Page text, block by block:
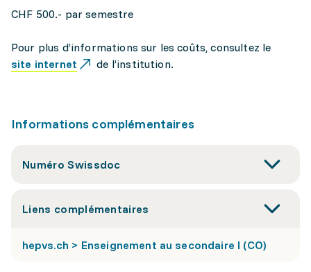
CHF 500.- par semestre
Pour plus d’informations sur les coûts, consultez le
site internet
de l’institution.
Informations complémentaires
Numéro Swissdoc
Liens complémentaires
hepvs.ch > Enseignement au secondaire I (CO)